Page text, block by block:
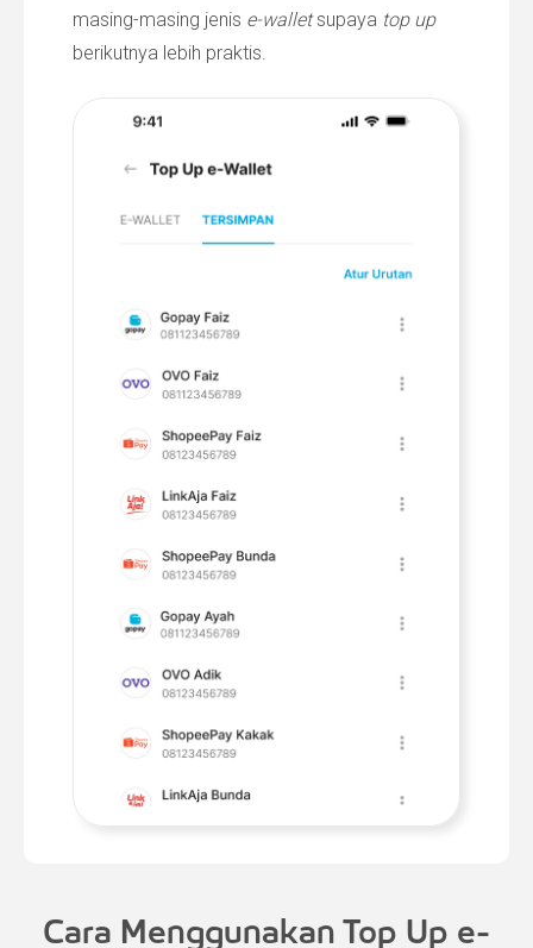
masing-masing jenis e-walletsupaya top up
berikutnya lebih praktis.
Cara Menggunakan Top Up e-